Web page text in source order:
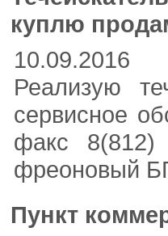
куплю
10.09.2016
Реализую
сервисное
факс 8(812)
фреоновый
Пункт